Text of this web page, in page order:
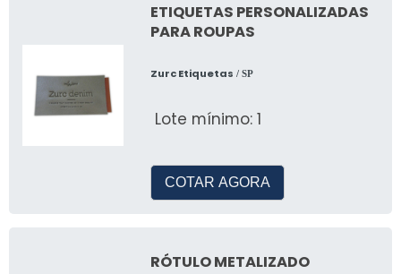
ETIQUETAS PERSONALIZADAS
PARA ROUPAS
Zurc Etiquetas / SP
Lote mínimo: 1
COTAR AGORA
RÓTULO METALIZADO